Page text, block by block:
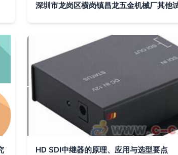
HD SDI中继器的原理、应用与选型要点